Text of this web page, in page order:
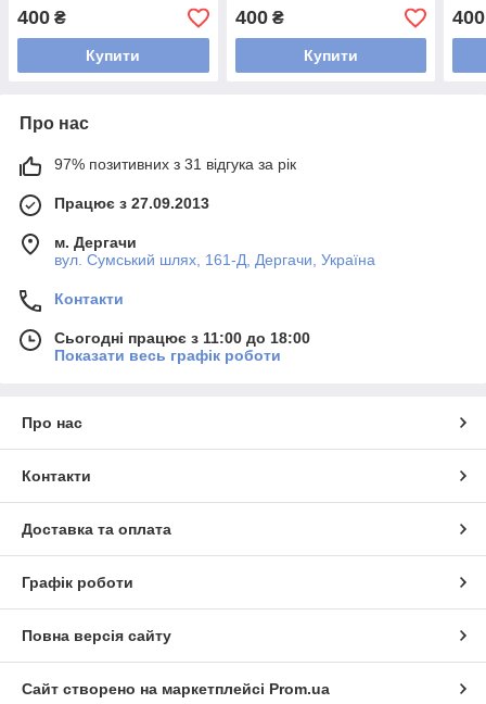
400 ₴
Купити
400₴
Купити
400
Про нас
97% позитивних з 31 відгука за рік
Працює з 27.09.2013
м. Дергачи
вул. Сумський шлях, 161-Д, Дергачи, Україна
Контакти
Сьогодні працює з 11:00 до 18:00
Показати весь графік роботи
Про нас
Контакти
Доставка та оплата
Графік роботи
Повна версія сайту
Сайт створено на маркетплейсі Prom.ua